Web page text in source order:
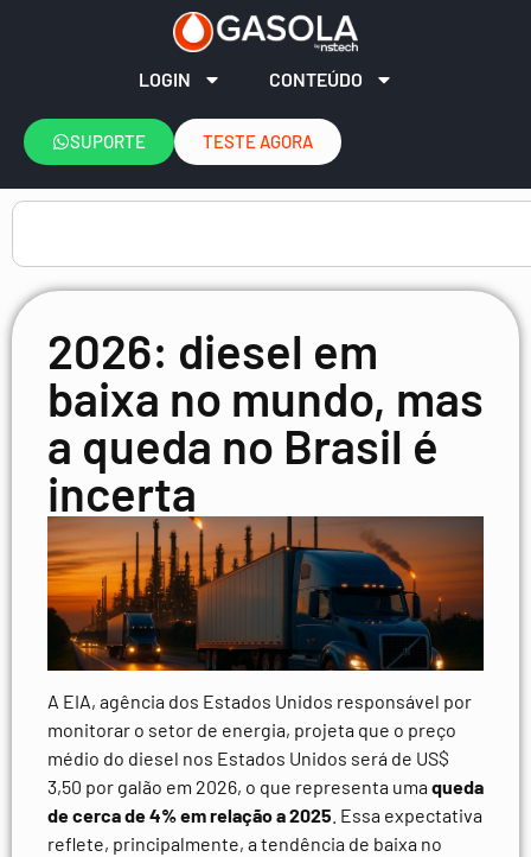
LOGIN CONTEÚDO
SUPORTE TESTE AGORA
2026: diesel em
baixa no mundo, mas
a queda no Brasil é
incerta
A EIA, agência dos Estados Unidos responsável por
monitorar o setor de energia, projeta que o preço
médio do diesel nos Estados Unidos será de US$
3,50 por galão em 2026, o que representa uma queda
de cerca de 4% em relação a 2025 . Essa expectativa
reflete, principalmente, a tendência de baixa no